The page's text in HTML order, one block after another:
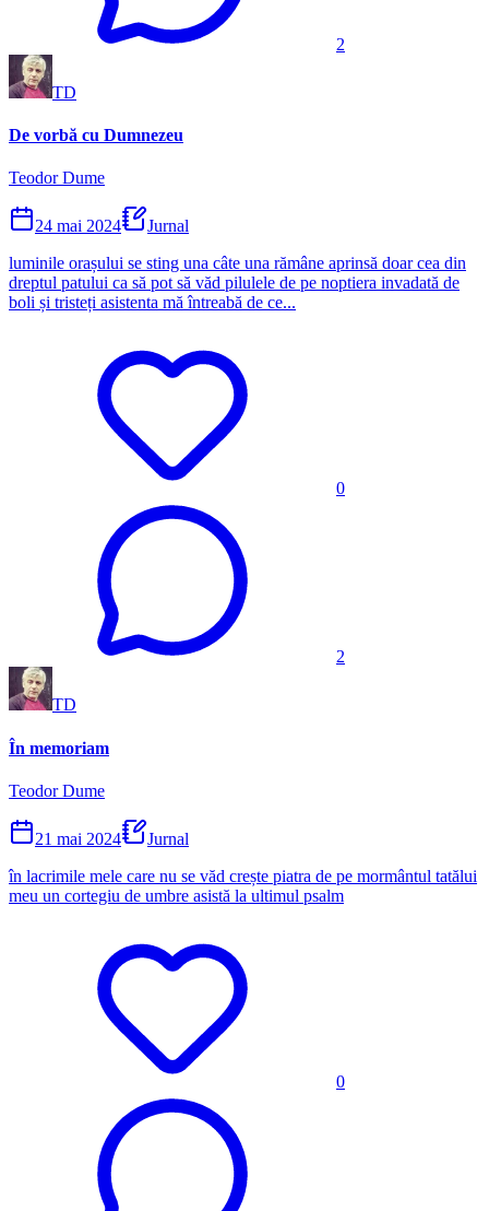
2
TD
De vorbă cu Dumnezeu
Teodor Dume
24 mai 2024
Jurnal
luminile orașului se sting una câte una rămâne aprinsă doar cea din
dreptul patului ca să pot să văd pilulele de pe noptiera invadată de
boli și tristeți asistenta mă întreabă de ce...
0
2
TD
În memoriam
Teodor Dume
21 mai 2024
Jurnal
în lacrimile mele care nu se văd crește piatra de pe mormântul tatălui
meu un cortegiu de umbre asistă la ultimul psalm
0